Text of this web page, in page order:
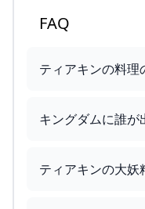
FAQ
ティアキンの料理
キングダムに誰が
ティアキンの大妖